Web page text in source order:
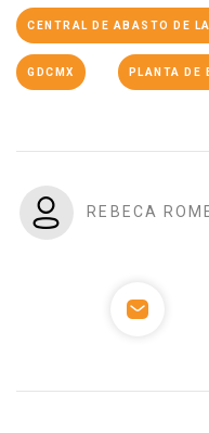
CENTRAL DE ABASTO DE
GDCMX PLANTA DE
REBECA